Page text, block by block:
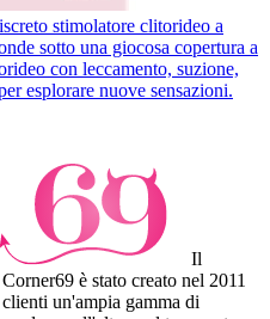
stimolatore clitorideo a
sotto una giocosa copertura a
con leccamento, suzione,
esplorare nuove sensazioni.
Il
è stato creato nel 2011
un'ampia gamma di